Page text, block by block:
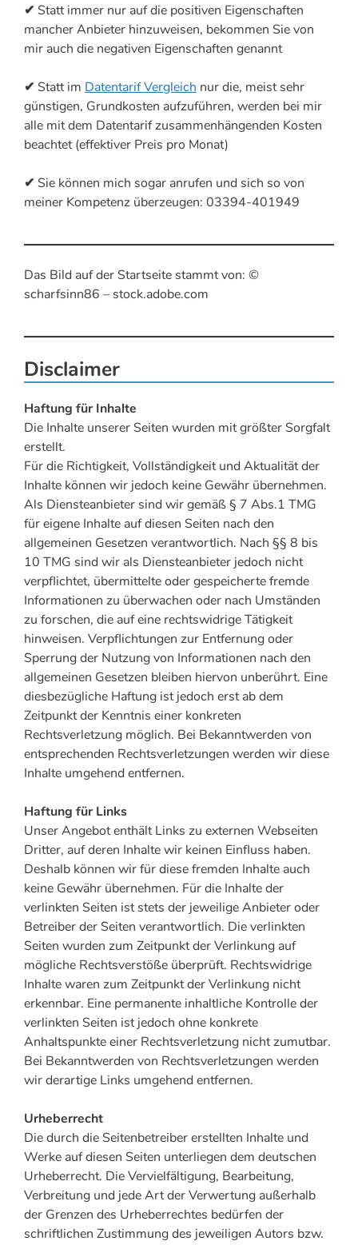
✔ Statt immer nur auf die positiven Eigenschaften
mancher Anbieter hinzuweisen, bekommen Sie von
mir auch die negativen Eigenschaften genannt
✔ Statt im Datentarif Vergleich nur die, meist sehr
günstigen, Grundkosten aufzuführen, werden bei mir
alle mit dem Datentarif zusammenhängenden Kosten
beachtet (effektiver Preis pro Monat)
✔ Sie können mich sogar anrufen und sich so von
meiner Kompetenz überzeugen: 03394-401949
Das Bild auf der Startseite stammt von: ©
scharfsinn86 – stock.adobe.com
Disclaimer
Haftung für Inhalte
Die Inhalte unserer Seiten wurden mit größter Sorgfalt
erstellt.
Für die Richtigkeit, Vollständigkeit und Aktualität der
Inhalte können wir jedoch keine Gewähr übernehmen.
Als Diensteanbieter sind wir gemäß § 7 Abs.1 TMG
für eigene Inhalte auf diesen Seiten nach den
allgemeinen Gesetzen verantwortlich. Nach §§ 8 bis
10 TMG sind wir als Diensteanbieter jedoch nicht
verpflichtet, übermittelte oder gespeicherte fremde
Informationen zu überwachen oder nach Umständen
zu forschen, die auf eine rechtswidrige Tätigkeit
hinweisen. Verpflichtungen zur Entfernung oder
Sperrung der Nutzung von Informationen nach den
allgemeinen Gesetzen bleiben hiervon unberührt. Eine
diesbezügliche Haftung ist jedoch erst ab dem
Zeitpunkt der Kenntnis einer konkreten
Rechtsverletzung möglich. Bei Bekanntwerden von
entsprechenden Rechtsverletzungen werden wir diese
Inhalte umgehend entfernen.
Haftung für Links
Unser Angebot enthält Links zu externen Webseiten
Dritter, auf deren Inhalte wir keinen Einfluss haben.
Deshalb können wir für diese fremden Inhalte auch
keine Gewähr übernehmen. Für die Inhalte der
verlinkten Seiten ist stets der jeweilige Anbieter oder
Betreiber der Seiten verantwortlich. Die verlinkten
Seiten wurden zum Zeitpunkt der Verlinkung auf
mögliche Rechtsverstöße überprüft. Rechtswidrige
Inhalte waren zum Zeitpunkt der Verlinkung nicht
erkennbar. Eine permanente inhaltliche Kontrolle der
verlinkten Seiten ist jedoch ohne konkrete
Anhaltspunkte einer Rechtsverletzung nicht zumutbar.
Bei Bekanntwerden von Rechtsverletzungen werden
wir derartige Links umgehend entfernen.
Urheberrecht
Die durch die Seitenbetreiber erstellten Inhalte und
Werke auf diesen Seiten unterliegen dem deutschen
Urheberrecht. Die Vervielfältigung, Bearbeitung,
Verbreitung und jede Art der Verwertung außerhalb
der Grenzen des Urheberrechtes bedürfen der
schriftlichen Zustimmung des jeweiligen Autors bzw.